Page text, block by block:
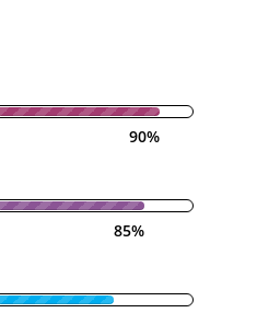
90%
85%